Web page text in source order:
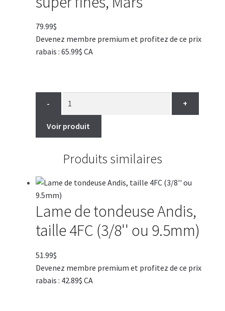
79.99$
Devenez membre premium et profitez de ce prix
rabais : 65.99$ CA
- +
Voir produit
Produits similaires
Lame de tondeuse Andis,
taille 4FC (3/8'' ou 9.5mm)
51.99$
Devenez membre premium et profitez de ce prix
rabais : 42.89$ CA